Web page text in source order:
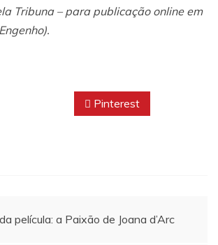
Tribuna – para publicação online em
Pinterest
película: a Paixão de Joana d’Arc